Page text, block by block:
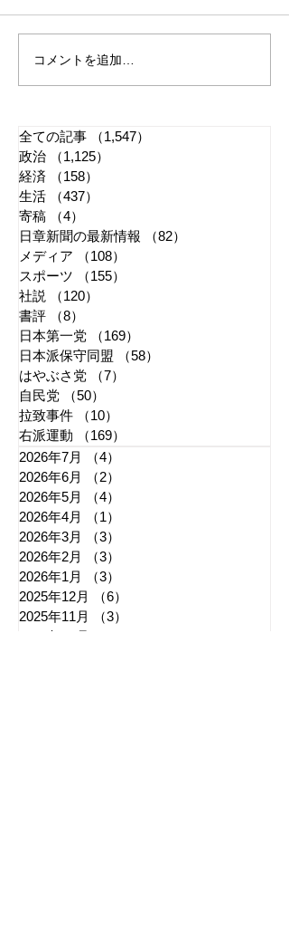
れいわ・山本太郎が代表
辞任 日本第一党・桜井
コメントを追加…
全ての記事 （1,547）
政治
（1,125）
経済
（158）
生活
（437）
寄稿
（4）
日章新聞の最新情報
（82）
メディア
（108）
スポーツ
（155）
社説
（120）
書評
（8）
日本第一党
（169）
日本派保守同盟
（58）
はやぶさ党
（7）
自民党
（50）
拉致事件
（10）
右派運動
（169）
2026年7月
（4）
2026年6月
（2）
2026年5月
（4）
2026年4月
（1）
2026年3月
（3）
2026年2月
（3）
2026年1月
（3）
2025年12月
（6）
2025年11月
（3）
2025年10月